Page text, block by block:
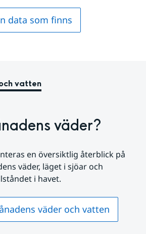
data som finns
vatten
väder?
en översiktlig återblick på
väder, läget i sjöar och
i havet.
väder och vatten